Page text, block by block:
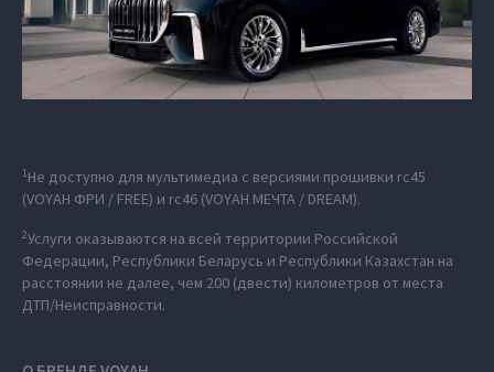
1Не доступно для мультимедиа с версиями прошивки rc45
(VOYAH ФРИ / FREE) и rc46 (VOYAH МЕЧТА / DREAM).
2Услуги оказываются на всей территории Российской
Федерации, Республики Беларусь и Республики Казахстан на
расстоянии не далее, чем 200 (двести) километров от места
ДТП/Неисправности.